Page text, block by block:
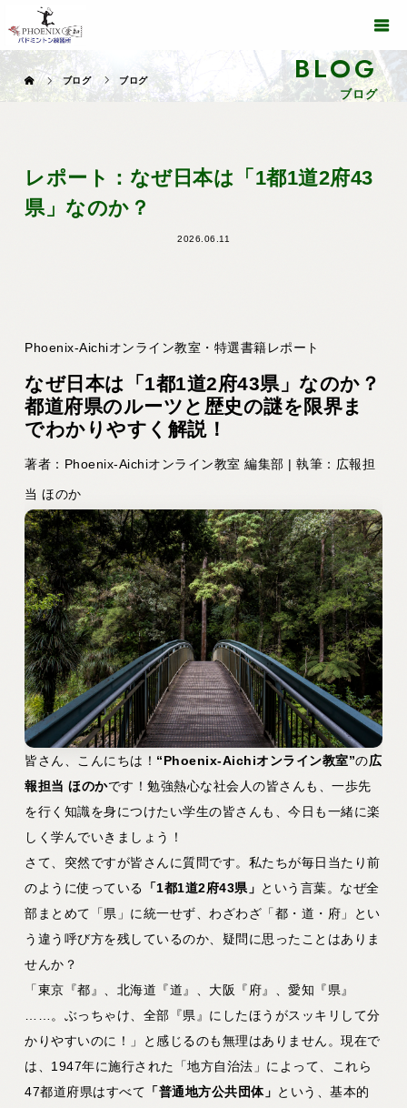
BLOG
ブログ
ブログ ブログ
レポート：なぜ日本は「1都1道2府43
県」なのか？
2026.06.11
Phoenix-Aichiオンライン教室・特選書籍レポート
なぜ日本は「1都1道2府43県」なのか？
都道府県のルーツと歴史の謎を限界ま
でわかりやすく解説！
著者：Phoenix-Aichiオンライン教室 編集部 | 執筆：広報担
当 ほのか
皆さん、こんにちは！ “Phoenix-Aichiオンライン教室”の広
報担当 ほのかです！勉強熱心な社会人の皆さんも、一歩先
を行く知識を身につけたい学生の皆さんも、今日も一緒に楽
しく学んでいきましょう！
さて、突然ですが皆さんに質問です。私たちが毎日当たり前
のように使っている
「1都1道2府43県」 という言葉。なぜ全
部まとめて「県」に統一せず、わざわざ「都・道・府」とい
う違う呼び方を残しているのか、疑問に思ったことはありま
せんか？
「東京『都』、北海道『道』、大阪『府』、愛知『県』
……。ぶっちゃけ、全部『県』にしたほうがスッキリして分
かりやすいのに！」と感じるのも無理はありません。現在で
は、1947年に施行された「地方自治法」によって、これら
47都道府県はすべて 「普通地方公共団体」 という、基本的